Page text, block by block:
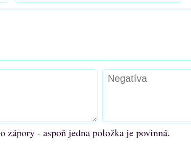
zápory - aspoň jedna položka je povinná.